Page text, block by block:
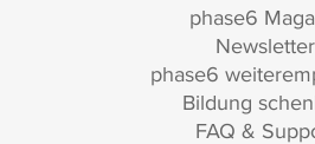
phase6
Newsletter
phase6
Bildung
FAQ &